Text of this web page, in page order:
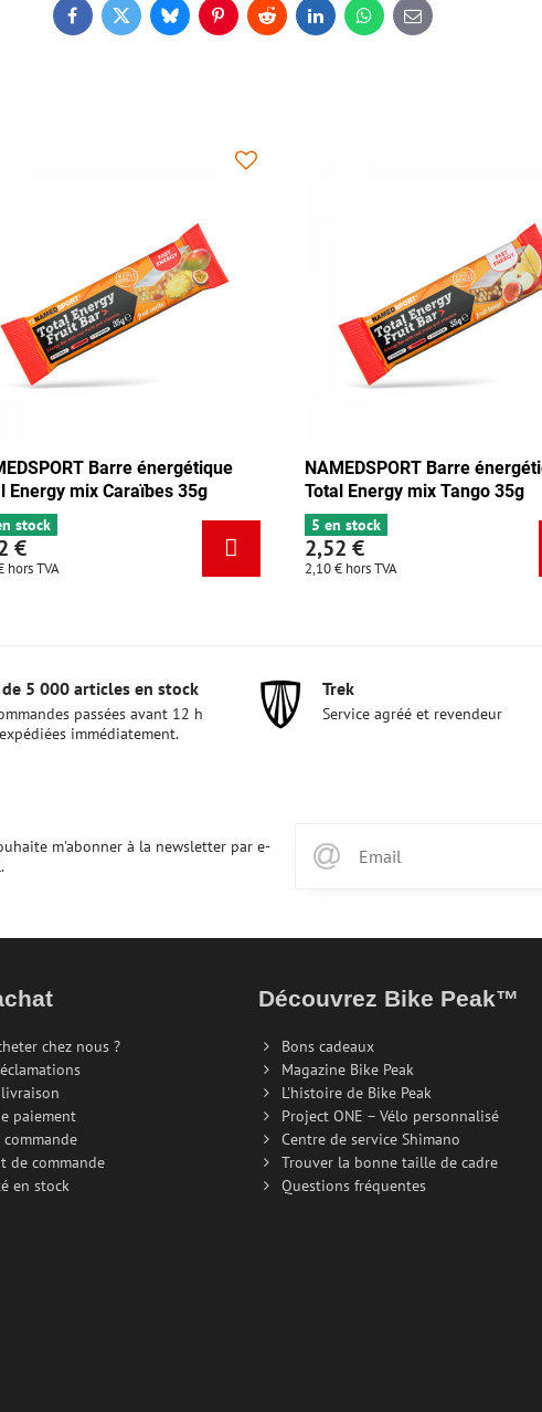
FacebookTwitterBlueskyPinterestRedditLinkedInWhatsApp
E-
mail
énergétique
abricot 35g
NAMEDSPORT Barre énergétique
Total Energy mix Caraïbes 35g
6+ en stock
2,52 €
5 000 articles en stock
passées avant 12 h
immédiatement.
Trek
Service agréé et revendeur
m'abonner à la newsletter par e-
chez nous ?
paiement
de commande
en stock
Découvrez Bike Peak™
Bons cadeaux
Magazine Bike Peak
L'histoire de Bike Peak
Project ONE – Vélo personnalisé
Centre de service Shimano
Trouver la bonne taille de cadre
Questions fréquentes